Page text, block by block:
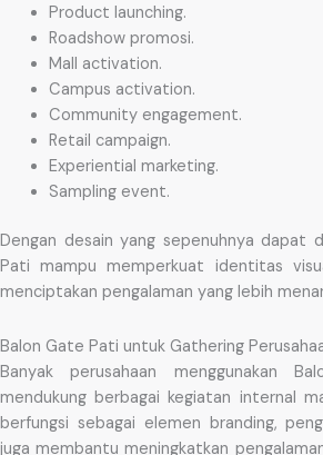
Product launching.
Roadshow promosi.
Mall activation.
Campus activation.
Community engagement.
Retail campaign.
Experiential marketing.
Sampling event.
Dengan desain yang sepenuhnya dapat
Pati mampu memperkuat identitas
menciptakan pengalaman yang lebih
Balon Gate Pati untuk Gathering
Banyak perusahaan menggunakan
mendukung berbagai kegiatan internal
berfungsi sebagai elemen branding,
juga membantu meningkatkan